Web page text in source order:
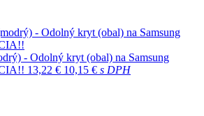
- Odolný kryt (obal) na Samsung
13,22 € 10,15 € s DPH